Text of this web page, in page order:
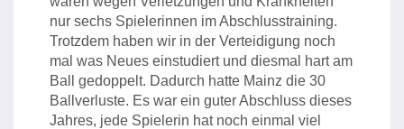
nur sechs Spielerinnen im Abschlusstraining.
Trotzdem haben wir in der Verteidigung noch
mal was Neues einstudiert und diesmal hart am
Ball gedoppelt. Dadurch hatte Mainz die 30
Ballverluste. Es war ein guter Abschluss dieses
Jahres, jede Spielerin hat noch einmal viel